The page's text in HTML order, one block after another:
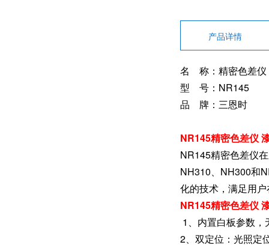
产品详情
名 称：精密色差仪
型 号：NR145
品 牌：三恩时
NR145精密色差仪
NR145精密色差仪
NH310、NH300和
化的技术，满足用
NR145精密色差仪
1、内置白板参数
2、双定位：光照定